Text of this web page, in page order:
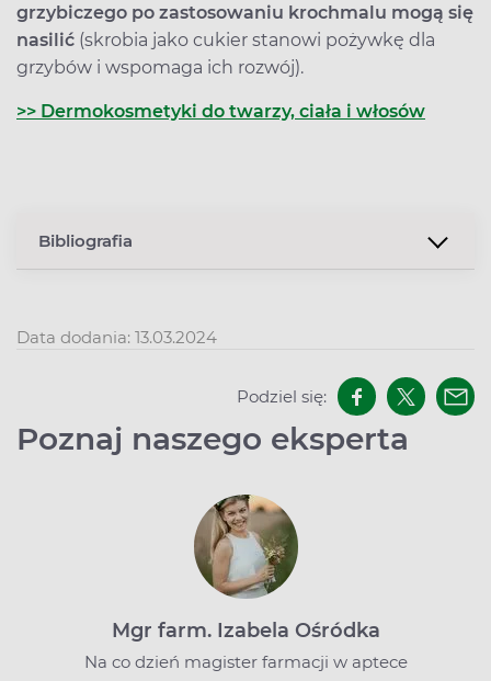
grzybiczego po zastosowaniu krochmalu mogą się
nasilić (skrobia jako cukier stanowi pożywkę dla
grzybów i wspomaga ich rozwój).
>> Dermokosmetyki do twarzy, ciała i włosów
Bibliografia
Data dodania: 13.03.2024
Podziel się:
Poznaj naszego eksperta
Mgr farm. Izabela Ośródka
Na co dzień magister farmacji w aptece